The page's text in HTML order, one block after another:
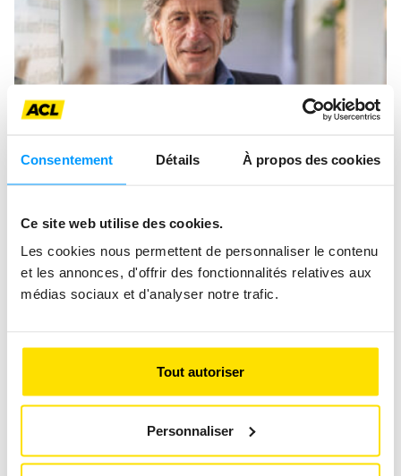
Consentement Détails À propos des cookies
Ce site web utilise des cookies.
Les cookies nous permettent de personnaliser le contenu
et les annonces, d'offrir des fonctionnalités relatives aux
médias sociaux et d'analyser notre trafic.
Tout autoriser
Personnaliser
PHANTOM BRAKING
News Editorial